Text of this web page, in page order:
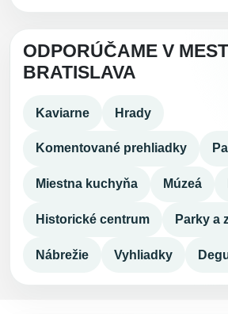
ODPORÚČAME V
BRATISLAVA
Kaviarne Hrady
Komentované prehliadky
Miestna kuchyňa Múzeá
Historické centrum Parky a
Nábrežie Vyhliadky